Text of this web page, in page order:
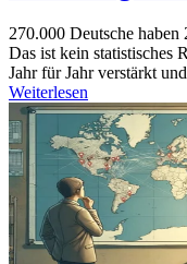
270.000 Deutsche
Das ist kein statistisches
Jahr für Jahr verstärkt
Weiterlesen